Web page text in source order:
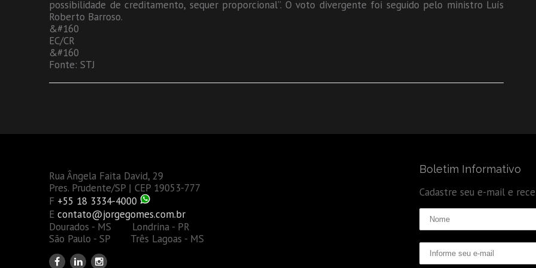
possibilidade de creditamento, sequer proporcional”. O voto divergente foi seguido pelo ministro Luís
Roberto Barroso.
&#160
EC/CR
&#160
Fonte: STJ
Rua Ângela Faita David, 29
Pres. Prudente/SP | CEP 19053-777
F +55 18 3334-4000
E contato@jorgegomes.com.br
Dourados - MS Londrina - PR
São Paulo - SP Três Lagoas - MS
Boletim Informativo
Cadastre seu e-mail e